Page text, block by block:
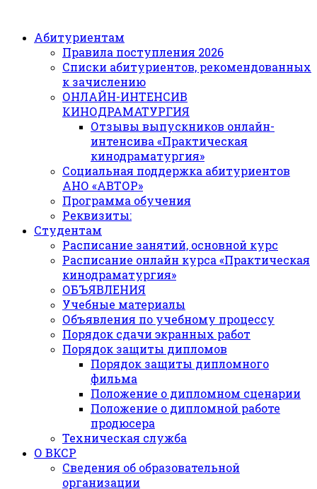
Абитуриентам
Правила поступления 2026
Списки абитуриентов, рекомендованных
к зачислению
ОНЛАЙН-ИНТЕНСИВ
КИНОДРАМАТУРГИЯ
Отзывы выпускников онлайн-
интенсива «Практическая
кинодраматургия»
Социальная поддержка абитуриентов
АНО «АВТОР»
Программа обучения
Реквизиты:
Студентам
Расписание занятий, основной курс
Расписание онлайн курса «Практическая
кинодраматургия»
ОБЪЯВЛЕНИЯ
Учебные материалы
Объявления по учебному процессу
Порядок сдачи экранных работ
Порядок защиты дипломов
Порядок защиты дипломного
фильма
Положение о дипломном сценарии
Положение о дипломной работе
продюсера
Техническая служба
О ВКСР
Сведения об образовательной
организации